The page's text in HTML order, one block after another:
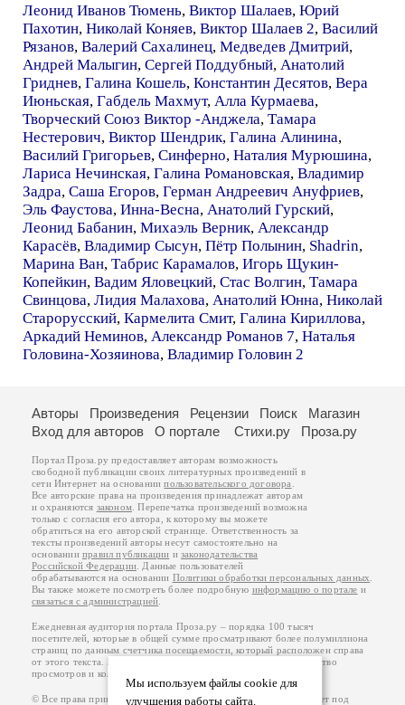
Леонид Иванов Тюмень, Виктор Шалаев, Юрий
Пахотин, Николай Коняев, Виктор Шалаев 2, Василий
Рязанов, Валерий Сахалинец, Медведев Дмитрий,
Андрей Малыгин, Сергей Поддубный, Анатолий
Гриднев, Галина Кошель, Константин Десятов, Вера
Июньская, Габдель Махмут, Алла Курмаева,
Творческий Союз Виктор -Анджела, Тамара
Нестерович, Виктор Шендрик, Галина Алинина,
Василий Григорьев, Синферно, Наталия Мурюшина,
Лариса Нечинская, Галина Романовская, Владимир
Задра, Саша Егоров, Герман Андреевич Ануфриев,
Эль Фаустова, Инна-Весна, Анатолий Гурский,
Леонид Бабанин, Михаэль Верник, Александр
Карасёв, Владимир Сысун, Пётр Полынин, Shadrin,
Марина Ван, Табрис Карамалов, Игорь Щукин-
Копейкин, Вадим Яловецкий, Стас Волгин, Тамара
Свинцова, Лидия Малахова, Анатолий Юнна, Николай
Старорусский, Кармелита Смит, Галина Кириллова,
Аркадий Неминов, Александр Романов 7, Наталья
Головина-Хозяинова, Владимир Головин 2
Мы используем файлы cookie для
улучшения работы сайта.
Авторы Произведения Рецензии Поиск
Магазин
Вход для авторов
О портале Стихи.ру Проза.ру
Портал Проза.ру предоставляет авторам возможность
свободной публикации своих литературных произведений в
сети Интернет на основаниипользовательского договора
Все авторские права на произведения принадлежат авторам
и охраняются законом . Перепечатка произведений возможна
только с согласия его автора, к которому вы можете
обратиться на его авторской странице. Ответственность за
тексты произведений авторы несут самостоятельно на
основанииправил публикации изаконодательства
Российской Федерации . Данные пользователей
обрабатываются на основании Политики обработки персональных данных
Вы также можете посмотреть более подробную информацию о портале и
связаться с администрацией
Ежедневная аудитория портала Проза.ру – порядка 100 тысяч
посетителей, которые в общей сумме просматривают более полумиллиона
страниц по данным счетчика посещаемости, который расположен справа
от этого текста. В каждой графе указано по две цифры: количество
просмотров и количество посетителей.
© Все права принадлежат авторам, 2000-2026. Портал работает под